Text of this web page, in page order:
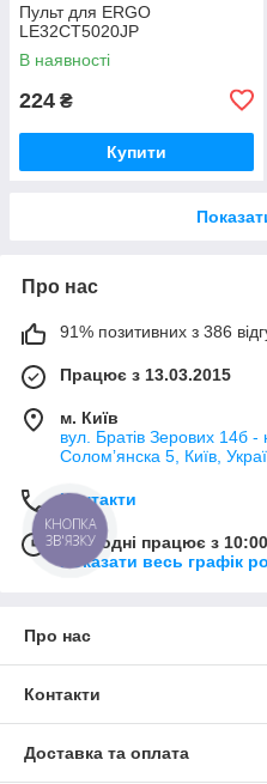
Пульт для ERGO
LE32CT5020JP
В наявності
224 ₴
Купити
Про нас
91% позитивних з 386
Працює з 13.03.2015
м. Київ
вул. Братів Зерових 14б
Соломʼянска 5, Київ,
Контакти
Сьогодні працює з
Показати весь графік
Про нас
Контакти
Доставка та оплата
КНОПКА
ЗВ'ЯЗКУ